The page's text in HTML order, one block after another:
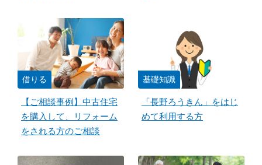
借りる
【ご相談事例】中古住宅
を購入して、リフォーム
をされる方のご相談
基礎知識
「長野ろうきん」をはじ
めて利用する方